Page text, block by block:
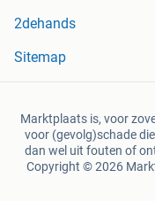
2dehands
Sitemap
Marktplaats is, voor
voor (gevolg)schade
dan wel uit fouten of
Copyright © 2026